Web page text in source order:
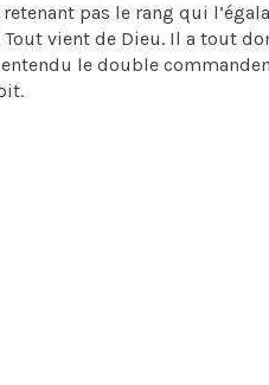
pas le rang qui
vient de Dieu. Il a tout
entendu le double